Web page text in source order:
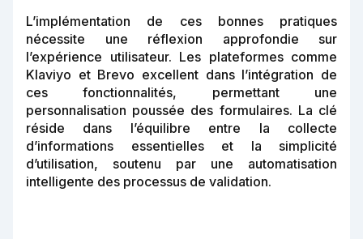
L’implémentation de ces bonnes pratiques
nécessite une réflexion approfondie sur
l’expérience utilisateur. Les plateformes comme
Klaviyo et Brevo excellent dans l’intégration de
ces fonctionnalités, permettant une
personnalisation poussée des formulaires. La clé
réside dans l’équilibre entre la collecte
d’informations essentielles et la simplicité
d’utilisation, soutenu par une automatisation
intelligente des processus de validation.